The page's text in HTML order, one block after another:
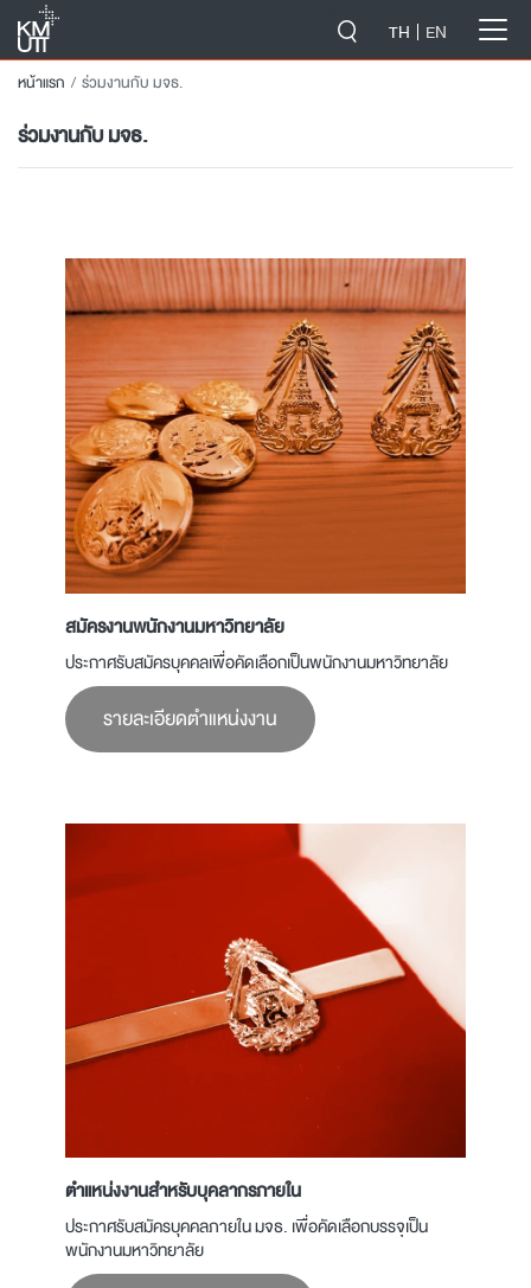
TH EN
หน้าแรก ร่วมงานกับ มจธ.
ร่วมงานกับ มจธ.
สมัครงานพนักงานมหาวิทยาลัย
ประกาศรับสมัครบุคคลเพื่อคัดเลือกเป็นพนักงานมหาวิทยาลัย
รายละเอียดตำแหน่งงาน
ตำแหน่งงานสำหรับบุคลากรภายใน
ประกาศรับสมัครบุคคลภายใน มจธ. เพื่อคัดเลือกบรรจุเป็น
พนักงานมหาวิทยาลัย